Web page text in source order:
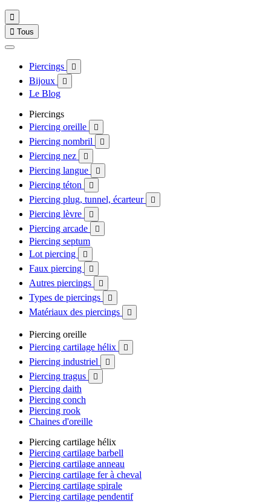

 Tous
Piercings 
Bijoux 
Le Blog
Piercings
Piercing oreille

Piercing nombril 
Piercing nez 
Piercing langue 
Piercing téton 
Piercing plug, tunnel, écarteur 
Piercing lèvre 
Piercing arcade 
Piercing septum
Lot piercing

Faux piercing 
Autres piercings 
Types de piercings 
Matériaux des piercings 
Piercing oreille
Piercing cartilage hélix

Piercing industriel 
Piercing tragus 
Piercing daith
Piercing conch
Piercing rook
Chaines d'oreille
Piercing cartilage hélix
Piercing cartilage barbell
Piercing cartilage anneau
Piercing cartilage fer à cheval
Piercing cartilage spirale
Piercing cartilage pendentif